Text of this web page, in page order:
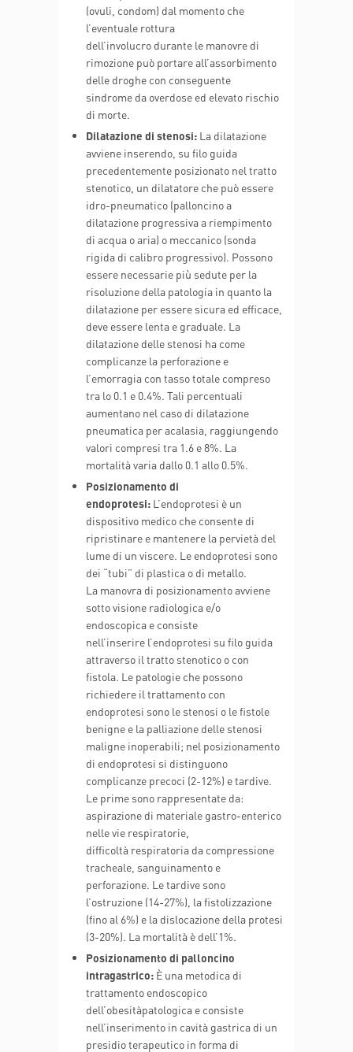
(ovuli, condom) dal momento che
l’eventuale rottura
dell’involucro durante le manovre di
rimozione può portare all’assorbimento
delle droghe con conseguente
sindrome da overdose ed elevato rischio
di morte.
Dilatazione di stenosi: La dilatazione
avviene inserendo, su filo guida
precedentemente posizionato nel tratto
stenotico, un dilatatore che può essere
idro-pneumatico (palloncino a
dilatazione progressiva a riempimento
di acqua o aria) o meccanico (sonda
rigida di calibro progressivo). Possono
essere necessarie più sedute per la
risoluzione della patologia in quanto la
dilatazione per essere sicura ed efficace,
deve essere lenta e graduale. La
dilatazione delle stenosi ha come
complicanze la perforazione e
l’emorragia con tasso totale compreso
tra lo 0.1 e 0.4%. Tali percentuali
aumentano nel caso di dilatazione
pneumatica per acalasia, raggiungendo
valori compresi tra 1.6 e 8%. La
mortalità varia dallo 0.1 allo 0.5%.
Posizionamento di
endoprotesi: L’endoprotesi è un
dispositivo medico che consente di
ripristinare e mantenere la pervietà del
lume di un viscere. Le endoprotesi sono
dei “tubi” di plastica o di metallo.
La manovra di posizionamento avviene
sotto visione radiologica e/o
endoscopica e consiste
nell’inserire l’endoprotesi su filo guida
attraverso il tratto stenotico o con
fistola. Le patologie che possono
richiedere il trattamento con
endoprotesi sono le stenosi o le fistole
benigne e la palliazione delle stenosi
maligne inoperabili; nel posizionamento
di endoprotesi si distinguono
complicanze precoci (2-12%) e tardive.
Le prime sono rappresentate da:
aspirazione di materiale gastro-enterico
nelle vie respiratorie,
difficoltà respiratoria da compressione
tracheale, sanguinamento e
perforazione. Le tardive sono
l’ostruzione (14-27%), la fistolizzazione
(fino al 6%) e la dislocazione della protesi
(3-20%). La mortalità è dell’1%.
Posizionamento di palloncino
intragastrico: È una metodica di
trattamento endoscopico
dell’obesitàpatologica e consiste
nell’inserimento in cavità gastrica di un
presidio terapeutico in forma di